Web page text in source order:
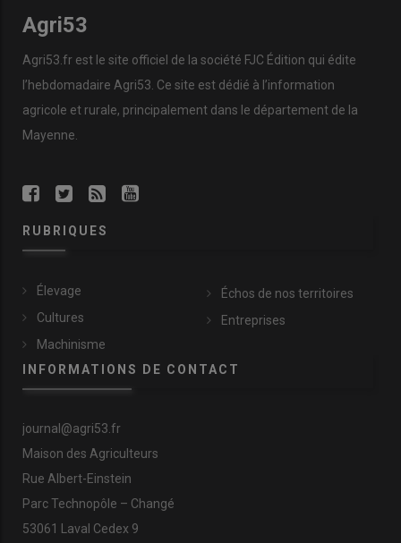
Agri53
Agri53.fr est le site officiel de la société FJC Édition qui édite
l’hebdomadaire Agri53. Ce site est dédié à l’information
agricole et rurale, principalement dans le département de la
Mayenne.
RUBRIQUES
Élevage
Cultures
Machinisme
Échos de nos territoires
Entreprises
INFORMATIONS DE CONTACT
journal@agri53.fr
Maison des Agriculteurs
Rue Albert-Einstein
Parc Technopôle – Changé
53061 Laval Cedex 9